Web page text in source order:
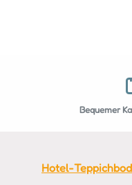
Bequemer
Hotel-